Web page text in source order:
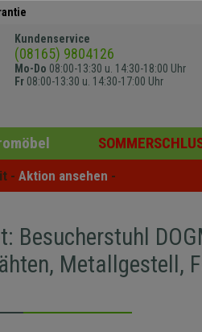
Kundenservice
(08165) 9804126
Mo-Do 08:00-13:30 u. 14:30-18:00 Uhr
Fr 08:00-13:30 u. 14:30-17:00 Uhr
- Aktion ansehen -
Besucherstuhl
Metallgestell,